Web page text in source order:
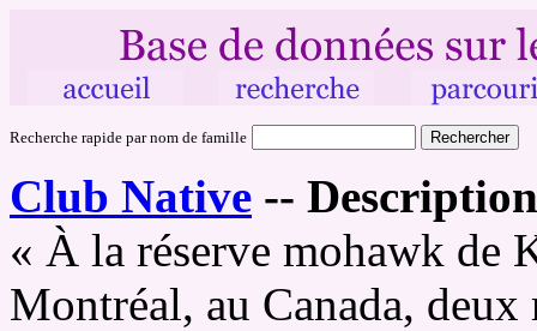
Recherche rapide par nom de famille
Club Native --
« À la réserve mohawk de
Montréal, au Canada,